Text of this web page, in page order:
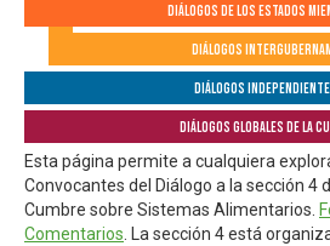
Diálogos de los Estados
Diálogos
Diálogos
Diálogos globales de la
Esta página permite a cualquiera
Convocantes del Diálogo a la sección 4
Cumbre sobre Sistemas Alimentarios.
Comentarios . La sección 4 está